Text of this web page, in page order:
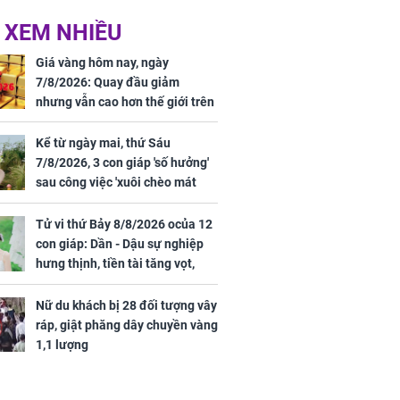
vợ giấu
có chồng,
nhưng
nghe mẹ
câu này
Ngư dân mất tích đã
được tìm thấy còn
sống sau 26 ngày lênh
đênh trên biển Thái
Bình Dương
thay tim,
minh sức
NHIỀU
Giá vàng hôm nay, ngày
7/8/2026: Quay đầu giảm
nhưng vẫn cao hơn thế giới trên
7 triệu đồng
Kể từ ngày mai, thứ Sáu
7/8/2026, 3 con giáp 'số hưởng'
sau công việc 'xuôi chèo mát
mái', tiền tài 'thu về như nước',
tình duyên viên mãn
Tử vi thứ Bảy 8/8/2026 ocủa 12
con giáp: Dần - Dậu sự nghiệp
hưng thịnh, tiền tài tăng vọt,
Mão - Thân công việc bất trắc,
tiền mất tật mang
Nữ du khách bị 28 đối tượng vây
ráp, giật phăng dây chuyền vàng
1,1 lượng